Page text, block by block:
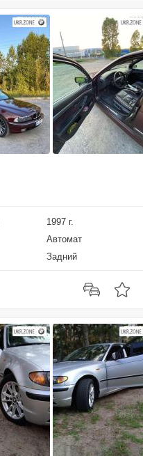
1997 г.
Автомат
Задний